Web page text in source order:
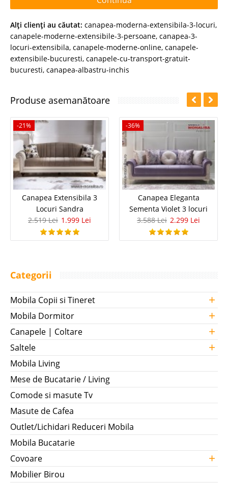
Alţi clienţi au căutat: canapea-moderna-extensibila-3-locuri,
canapele-moderne-extensibile-3-persoane, canapea-3-
locuri-extensibila, canapele-moderne-online, canapele-
extensibile-bucuresti, canapele-cu-transport-gratuit-
bucuresti, canapea-albastru-inchis
Produse asemanătoare
-21%
Canapea Extensibila 3
Locuri Sandra
2.519 Lei 1.999 Lei
-36%
Canapea Eleganta
Sementa Violet 3 locuri
3.588 Lei 2.299 Lei
Categorii
Mobila Copii si Tineret +
Mobila Dormitor +
Canapele | Coltare +
Saltele +
Mobila Living
Mese de Bucatarie / Living
Comode si masute Tv
Masute de Cafea
Outlet/Lichidari Reduceri Mobila
Mobila Bucatarie
Covoare
+
Mobilier Birou